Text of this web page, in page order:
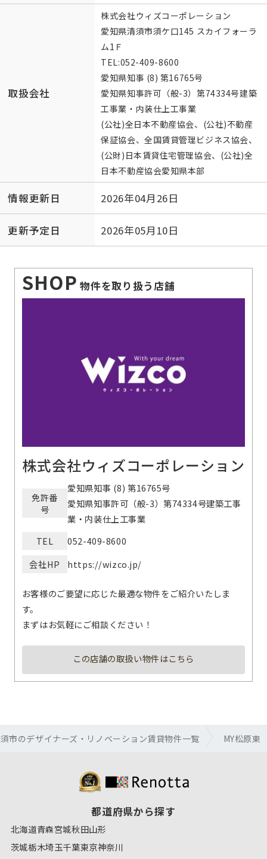
取扱会社
株式会社ウィズコーポレーション
愛知県清須市須ケ口145 スカイフォーラ
ム1Ｆ
TEL:052-409-8600
愛知県知事 (8) 第16765号
愛知県知事許可（般-3）第74334号建築
工事業・内装仕上工事業
(公社)全日本不動産協会、(公社)不動産
保証協会、全国賃貸管理ビジネス協会、
(公財)日本賃貸住宅管理協会、(公社)全
日本不動産協会愛知県本部
情報更新日 2026年04月26日
更新予定日 2026年05月10日
SHOP 物件を取り扱う店舗
株式会社ウィズコーポレーション
免許番
号
愛知県知事 (8) 第16765号
愛知県知事許可（般-3）第74334号建築工事
業・内装仕上工事業
TEL
052-409-8600
会社HP
https://wizco.jp/
お客様のご要望に応じた最適な物件をご紹介いたしま
す。
まずはお気軽にご相談ください！
この店舗の取扱い物件はこちら
市のデザイナーズ・リノベーション賃貸物件一覧 MY松原東
都道府県から探す
北海道青森宮城秋田山形
茨城栃木埼玉千葉東京神奈川